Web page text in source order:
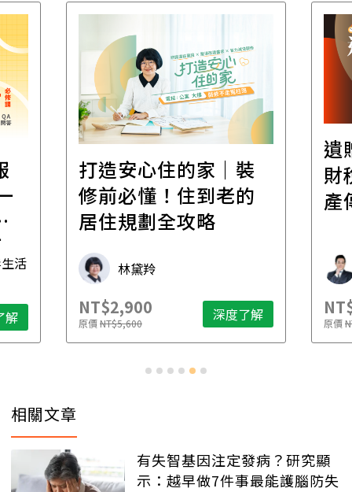
活
解
打造安心住的家｜裝
修前必懂！住到老的
居住規劃全攻略
林黛羚
NT$2,900
原價NT$5,600 深度了解
遺
財
產
原價
相關文章
有失智基因注定發病？研究顯
示：越早做7件事最能護腦防失